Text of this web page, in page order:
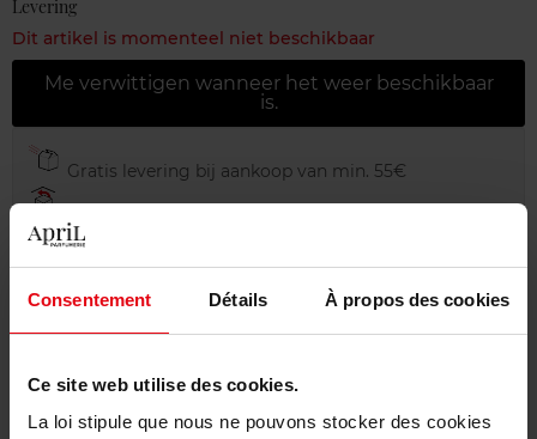
Consentement Détails À propos des cookies
Ce site web utilise des cookies.
La loi stipule que nous ne pouvons stocker des cookies
Levering
Dit artikel is momenteel niet beschikbaar
Me verwittigen wanneer het weer beschikbaar
is.
Gratis levering bij aankoop van min. 55€
Beschrijving